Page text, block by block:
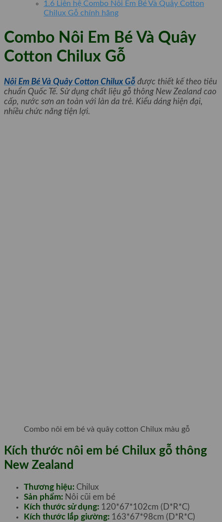
1.6 Liên hệ Combo Nôi Em Bé Và Quây Cotton
Chilux Gỗ chính hãng
Combo Nôi Em Bé Và Quây
Cotton Chilux Gỗ
Nôi Em Bé Và Quây Cotton Chilux Gỗ được thiết kế theo tiêu
chuẩn Quốc Tế. Sử dụng chất liệu gỗ thông New Zealand cao
cấp, nước sơn an toàn với làn da trẻ. Kiểu dáng hiện đại,
nhiều chức năng tiện lợi.
Combo nôi em bé và quây cotton Chilux màu gỗ
Kích thước nôi em bé Chilux gỗ thông
New Zealand
Thương hiệu: Chilux
Sản phẩm: Nôi cũi em bé
Kích thước sử dụng: 120*67*102cm (D*R*C)
Kích thước lắp giường: 163*67*98cm (D*R*C)